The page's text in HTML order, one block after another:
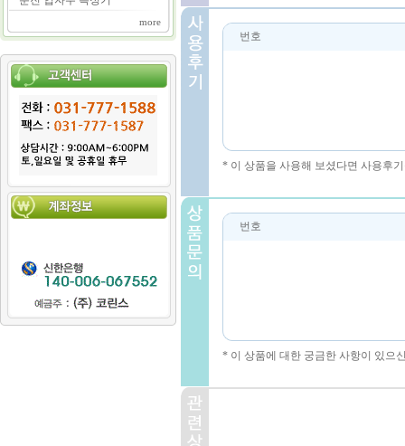
more
번호
* 이 상품을 사용해 보셨다면 사용후
번호
* 이 상품에 대한 궁금한 사항이 있으